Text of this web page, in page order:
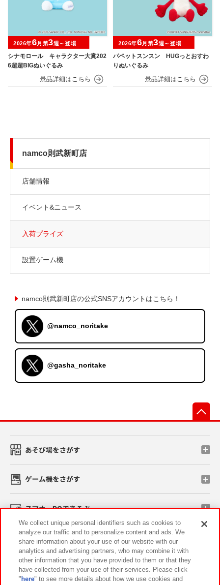
シナモロール キャラクター大賞202
6超超BIGぬいぐるみ
2026年6月第3週～登場
パペットスンスン HUGっとおすわ
りぬいぐるみ
2026年6月第3週～登場
namco則武新町店
店舗情報
イベント&ニュース
入荷プライズ
設置ゲーム機
namco則武新町店の公式SNSアカウントはこちら！
@namco_noritake
@gasha_noritake
あそび場をさがす
ゲーム機をさがす
スマホ・PCであそぶ
イベント・キャンペーン
We collect unique personal identifiers such as cookies to
analyze our traffic and to personalize content and ads. We
share information about your use of our website with our
analytics and advertising partners, who may combine it with
other information that you have provided to them or that they
have collected from your use of their services. Please click
" here" to see more details about how we use cookies and